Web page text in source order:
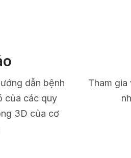
dẫn bệnh
của các quy
3D của cơ
Tham gia